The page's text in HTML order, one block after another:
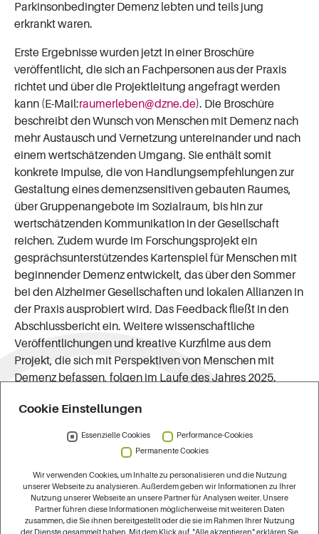
Parkinsonbedingter Demenz lebten und teils jung
erkrankt waren.
Erste Ergebnisse wurden jetzt in einer Broschüre
veröffentlicht, die sich an Fachpersonen aus der Praxis
richtet und über die Projektleitung angefragt werden
kann (E-Mail:raumerleben dzne de). Die Broschüre
beschreibt den Wunsch von Menschen mit Demenz nach
mehr Austausch und Vernetzung untereinander und nach
einem wertschätzenden Umgang. Sie enthält somit
konkrete Impulse, die von Handlungsempfehlungen zur
Gestaltung eines demenzsensitiven gebauten Raumes,
über Gruppenangebote im Sozialraum, bis hin zur
wertschätzenden Kommunikation in der Gesellschaft
reichen. Zudem wurde im Forschungsprojekt ein
gesprächsunterstützendes Kartenspiel für Menschen mit
beginnender Demenz entwickelt, das über den Sommer
bei den Alzheimer Gesellschaften und lokalen Allianzen in
der Praxis ausprobiert wird. Das Feedback fließt in den
Abschlussbericht ein. Weitere wissenschaftliche
Veröffentlichungen und kreative Kurzfilme aus dem
Projekt, die sich mit Perspektiven von Menschen mit
Demenz befassen, folgen im Laufe des Jahres 2025.
Forschungsteam:
Marie Wohlan, Julius Manuel Strotmann, Sanziana
Maximeasa, Vincent Langenfeld, Martina Roes
und Saskia Kuliga (Projektleitung)
Kontakt:
Cookie Einstellungen
Essenzielle Cookies
Performance-Cookies
Permanente Cookies
Wir verwenden Cookies, um Inhalte zu personalisieren und die Nutzung
unserer Webseite zu analysieren. Außerdem geben wir Informationen zu Ihrer
Nutzung unserer Webseite an unsere Partner für Analysen weiter. Unsere
Partner führen diese Informationen möglicherweise mit weiteren Daten
zusammen, die Sie ihnen bereitgestellt oder die sie im Rahmen Ihrer Nutzung
der Dienste gesammelt haben. Mit dem Klick auf "Alle akzeptieren" erklären Sie